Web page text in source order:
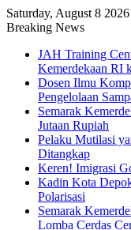
Saturday, August 8 2026
Breaking News
JAH Training
Kemerdekaan RI
Dosen Ilmu
Pengelolaan
Semarak
Jutaan Rupiah
Pelaku Mutilasi
Ditangkap
Keren! Imigrasi
Kadin Kota
Polarisasi
Semarak
Lomba Cerdas